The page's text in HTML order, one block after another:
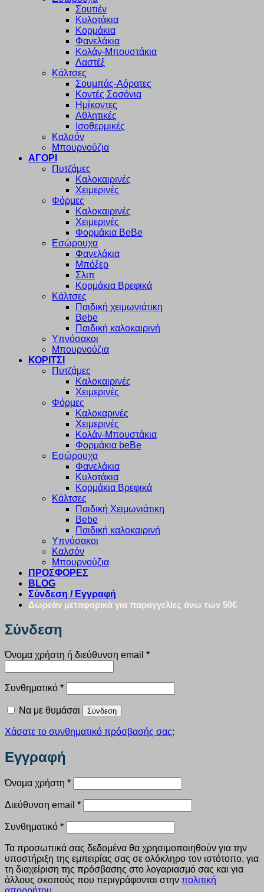
Σουτιέν
Κυλοτάκια
Κορμάκια
Φανελάκια
Κολάν-Μπουστάκια
Λαστέξ
Κάλτσες
Σουμπάς-Αόρατες
Κοντές Σοσόνια
Ημίκοντες
Αθλητικές
Ισοθερμικές
Καλσόν
Μπουρνούζια
ΑΓΟΡΙ
Πυτζάμες
Καλοκαιρινές
Χειμερινές
Φόρμες
Καλοκαιρινές
Χειμερινές
Φορμάκια BeBe
Εσώρουχα
Φανελάκια
Μπόξερ
Σλιπ
Κορμάκια Βρεφικά
Κάλτσες
Παιδική χειμωνιάτικη
Bebe
Παιδική καλοκαιρινή
Υπνόσακοι
Μπουρνούζια
ΚΟΡΙΤΣΙ
Πυτζάμες
Καλοκαιρινές
Χειμερινές
Φόρμες
Καλοκαρινές
Χειμερινές
Κολάν-Μπουστάκια
Φορμάκια beBe
Εσώρουχα
Φανελάκια
Κυλοτάκια
Κορμάκια Βρεφικά
Κάλτσες
Παιδική Χειμωνιάτικη
Bebe
Παιδική καλοκαιρινή
Υπνόσακοι
Καλσόν
Μπουρνούζια
ΠΡΟΣΦΟΡΕΣ
BLOG
Σύνδεση / Εγγραφή
Δωρεάν μεταφορικά για παραγγελίες άνω των 50€
Σύνδεση
Όνομα χρήστη ή διεύθυνση email *Απαιτείται
Συνθηματικό *Απαιτείται
Να με θυμάσαι Σύνδεση
Χάσατε το συνθηματικό πρόσβασής σας;
Εγγραφή
Όνομα χρήστη *Απαιτείται
Διεύθυνση email *Απαιτείται
Συνθηματικό *Απαιτείται
Τα προσωπικά σας δεδομένα θα χρησιμοποιηθούν για την
υποστήριξη της εμπειρίας σας σε ολόκληρο τον ιστότοπο, για
τη διαχείριση της πρόσβασης στο λογαριασμό σας και για
άλλους σκοπούς που περιγράφονται στην πολιτική